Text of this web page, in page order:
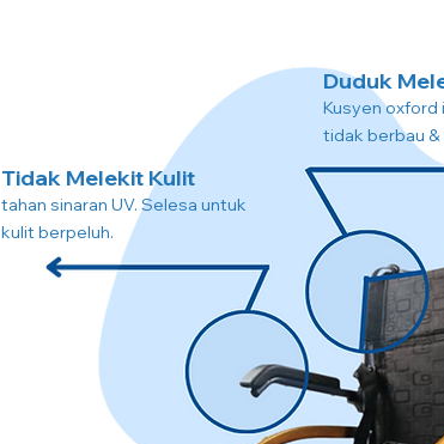
Tidak Melekit Kulit
tahan sinaran UV. Selesa untuk
kulit berpeluh.
Duduk
Kusyen oxford
tidak berbau &